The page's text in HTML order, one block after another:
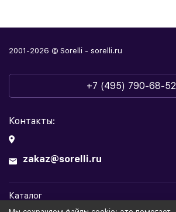
2001-2026 © Sorelli - sorelli.ru
+7 (495) 790-68-52
Контакты:
zakaz@sorelli.ru
Каталог